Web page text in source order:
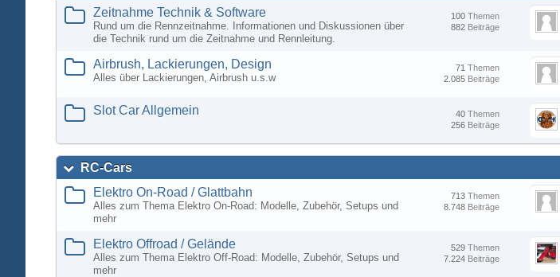
Zeitnahme Technik & Software
Rund um die Rennzeitnahme. Informationen und Diskussionen über
die Technik rund um die Zeitnahme und Rennleitung.
Themen
100
Beiträge
882
Airbrush, Lackierungen, Design
Alles über Lackierungen, Airbrush u.s.w
Themen
71
Beiträge
2.085
Slot Car Allgemein Themen
40
Beiträge
256
RC-Cars
Elektro On-Road / Glattbahn
Alles zum Thema Elektro On-Road: Modelle, Zubehör, Setups und
mehr
Themen
713
Beiträge
8.748
Elektro Offroad / Gelände
Alles zum Thema Elektro Off-Road: Modelle, Zubehör, Setups und
mehr
Themen
529
Beiträge
7.224